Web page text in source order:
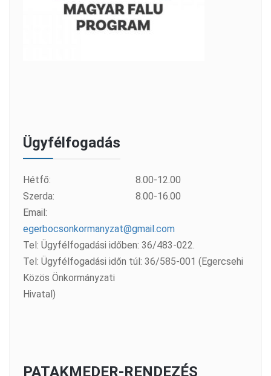
Ügyfélfogadás
Hétfő:
8.00-12.00
Szerda:
8.00-16.00
Email:
egerbocsonkormanyzat@gmail.com
Tel: Ügyfélfogadási időben: 36/483-022.
Tel: Ügyfélfogadási időn túl: 36/585-001 (Egercsehi
Közös Önkormányzati
Hivatal)
PATAKMEDER-RENDEZÉS